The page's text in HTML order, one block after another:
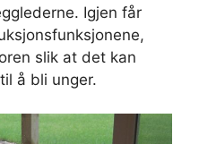
Igjen får
slik at det kan
å bli unger.